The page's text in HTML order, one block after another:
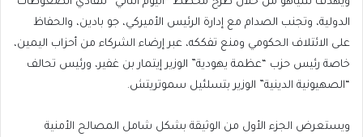
الدولية، وتجنب الصدام مع إدارة الرئيس الأميركي، جو بادين، والحفاظ
على الائتلاف الحكومي ومنع تفككه، عبر إرضاء الشركاء من أحزاب اليمين،
خاصة رئيس حزب “عظمة يهودية” الوزير إيتمار بن غفير، ورئيس تحالف
“الصهيونية الدينية” الوزير بتسلئيل سموتريتش.
ويستعرض الجزء الأول من الوثيقة بشكل شامل المصالح الأمنية